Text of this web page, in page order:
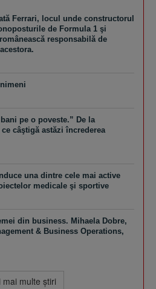
Ferrari, locul unde constructorul
de Formula 1 şi
responsabilă de
pe o poveste.” De la
câştigă astăzi încrederea
una dintre cele mai active
medicale şi sportive
din business. Mihaela Dobre,
& Business Operations,
mai multe ştiri